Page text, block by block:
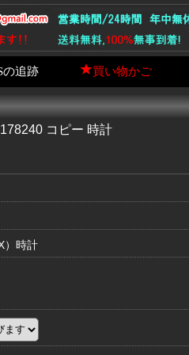
の追跡 買い物かご
コピー 時計
）時計